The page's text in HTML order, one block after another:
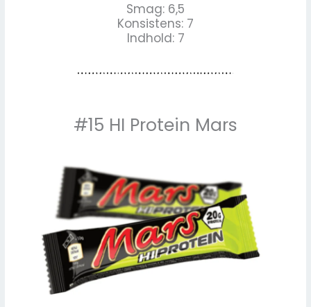
Smag: 6,5
Konsistens: 7
Indhold: 7
#15 HI Protein Mars